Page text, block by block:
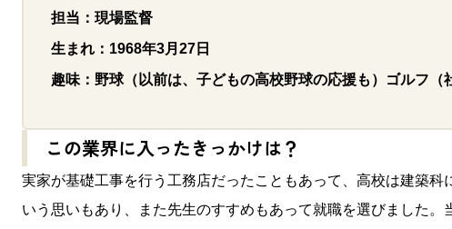
担当：現場監督
生まれ： 1968年3月 27 日
趣味：野球（以前は、子どもの高校野球の応援も）ゴルフ（
この業界に入ったきっかけは？
実家が基礎工事を行う工務店だったこともあって、高校は建築
いう思いもあり、また先生のすすめもあって就職を選びました